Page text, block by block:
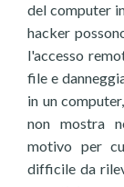
del computer
hacker
l'accesso
file e
in un
non mostra
motivo per
difficile da